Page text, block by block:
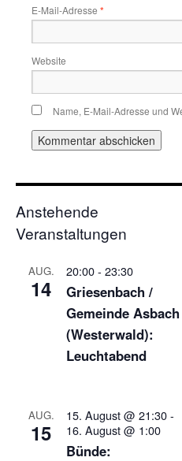
E-Mail-Adresse *
Website
Name, E-Mail-Adresse und
Anstehende
Veranstaltungen
AUG.
14
20:00- 23:30
Griesenbach /
Gemeinde Asbach
(Westerwald):
Leuchtabend
AUG.
15
15. August @ 21:30-
16. August @ 1:00
Bünde: